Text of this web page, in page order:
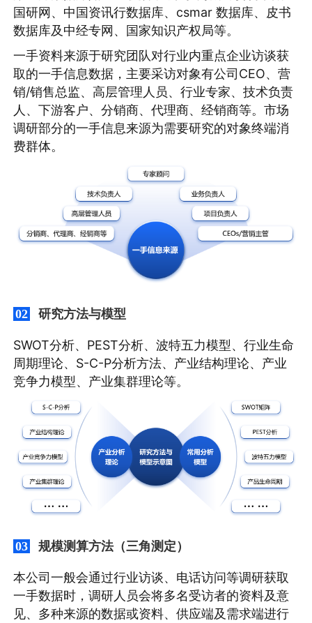
国研网、中国资讯行数据库、csmar 数据库、皮书
数据库及中经专网、国家知识产权局等。
一手资料来源于研究团队对行业内重点企业访谈获
取的一手信息数据，主要采访对象有公司CEO、营
销/销售总监、高层管理人员、行业专家、技术负责
人、下游客户、分销商、代理商、经销商等。市场
调研部分的一手信息来源为需要研究的对象终端消
费群体。
02 研究方法与模型
SWOT分析、PEST分析、波特五力模型、行业生命
周期理论、S-C-P分析方法、产业结构理论、产业
竞争力模型、产业集群理论等。
03 规模测算方法（三角测定）
本公司一般会通过行业访谈、电话访问等调研获取
一手数据时，调研人员会将多名受访者的资料及意
见、多种来源的数据或资料、供应端及需求端进行